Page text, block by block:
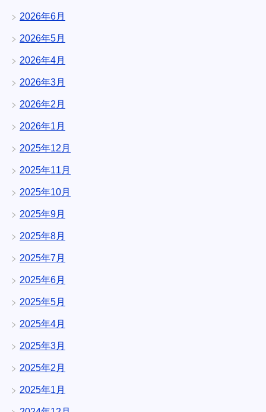
2026年6月
2026年5月
2026年4月
2026年3月
2026年2月
2026年1月
2025年12月
2025年11月
2025年10月
2025年9月
2025年8月
2025年7月
2025年6月
2025年5月
2025年4月
2025年3月
2025年2月
2025年1月